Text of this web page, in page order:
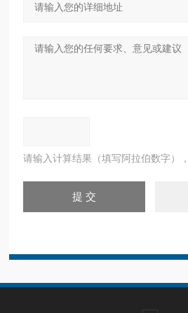
请输入计算结果（填写阿拉伯数字）